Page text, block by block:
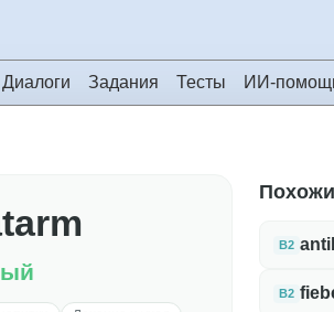
Диалоги Задания Тесты ИИ-
B2
B2